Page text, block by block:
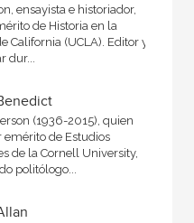
ensayista e historiador,
de Historia en la
California (UCLA). Editor y
dur...
(1936-2015), quien
emérito de Estudios
de la Cornell University,
politólogo...